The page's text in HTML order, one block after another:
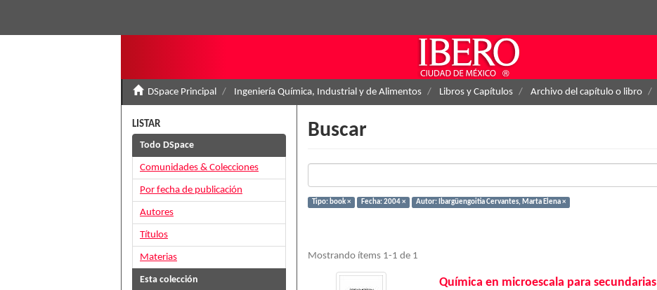
DSpace Principal Ingeniería Química, Industrial y de Alimentos Libros y Capítulos Archivo del capítulo o libro
Buscar
Tipo: book × Fecha: 2004 × Autor: Ibargüengoitia Cervantes, Marta Elena ×
Mostrando ítems 1-1 de 1
Química en microescala para secundarias
LISTAR
Todo DSpace
Comunidades & Colecciones
Por fecha de publicación
Autores
Títulos
Materias
Esta colección